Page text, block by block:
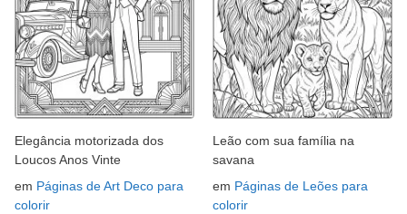
Elegância motorizada dos
Loucos Anos Vinte
em Páginas de Art Deco para
colorir
Leão com sua família na
savana
em Páginas de Leões para
colorir